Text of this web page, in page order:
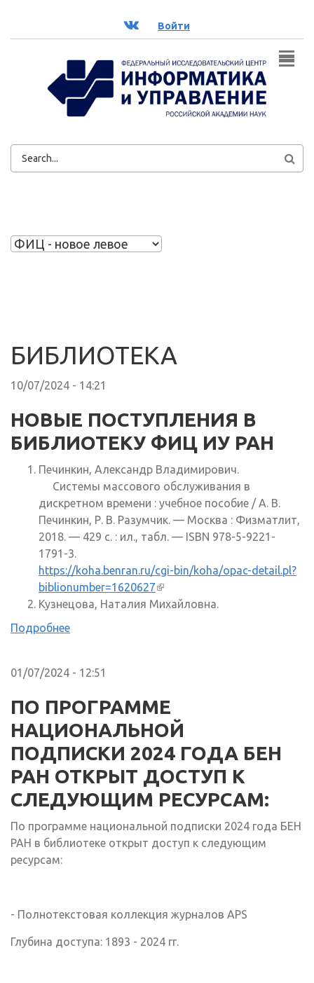
ВК Войти
ФОРМА
БИБЛИОТЕКА
10/07/2024 - 14:21
НОВЫЕ ПОСТУПЛЕНИЯ В
БИБЛИОТЕКУ ФИЦ ИУ РАН
Печинкин, Александр Владимирович.
Системы массового обслуживания в
дискретном времени : учебное пособие / А. В.
Печинкин, Р. В. Разумчик. — Москва : Физматлит,
2018. — 429 с. : ил., табл. — ISBN 978-5-9221-
1791-3.
https://koha.benran.ru/cgi-bin/koha/opac-detail.pl?
biblionumber=1620627(внешняя ссылка)
Кузнецова, Наталия Михайловна.
Подробнее
01/07/2024 - 12:51
ПО ПРОГРАММЕ
НАЦИОНАЛЬНОЙ
ПОДПИСКИ 2024 ГОДА БЕН
РАН ОТКРЫТ ДОСТУП К
СЛЕДУЮЩИМ РЕСУРСАМ:
По программе национальной подписки 2024 года БЕН
РАН в библиотеке открыт доступ к следующим
ресурсам:
- Полнотекстовая коллекция журналов APS
Глубина доступа: 1893 - 2024 гг.